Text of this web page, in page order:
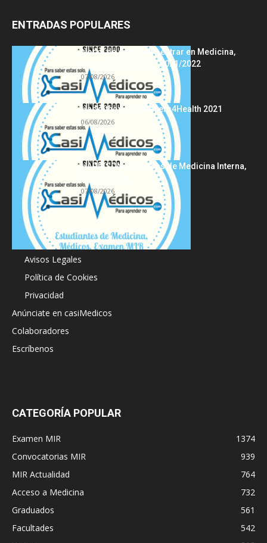
ENTRADAS POPULARES
Notas de corte para entrar en Medicina,
curso 2022/2023 vs 2021/2022
07/08/2026
Hackathon Innomakers4Health 2021
06/08/2026
HARRISON Principios de Medicina Interna,
07/08/2026
Acerca de
Avisos Legales
Política de Cookies
Privacidad
Anúnciate en casiMedicos
Colaboradores
Escríbenos
CATEGORÍA POPULAR
Examen MIR
1374
Convocatorias MIR
939
MIR Actualidad
764
Acceso a Medicina
732
Graduados
561
Facultades
542